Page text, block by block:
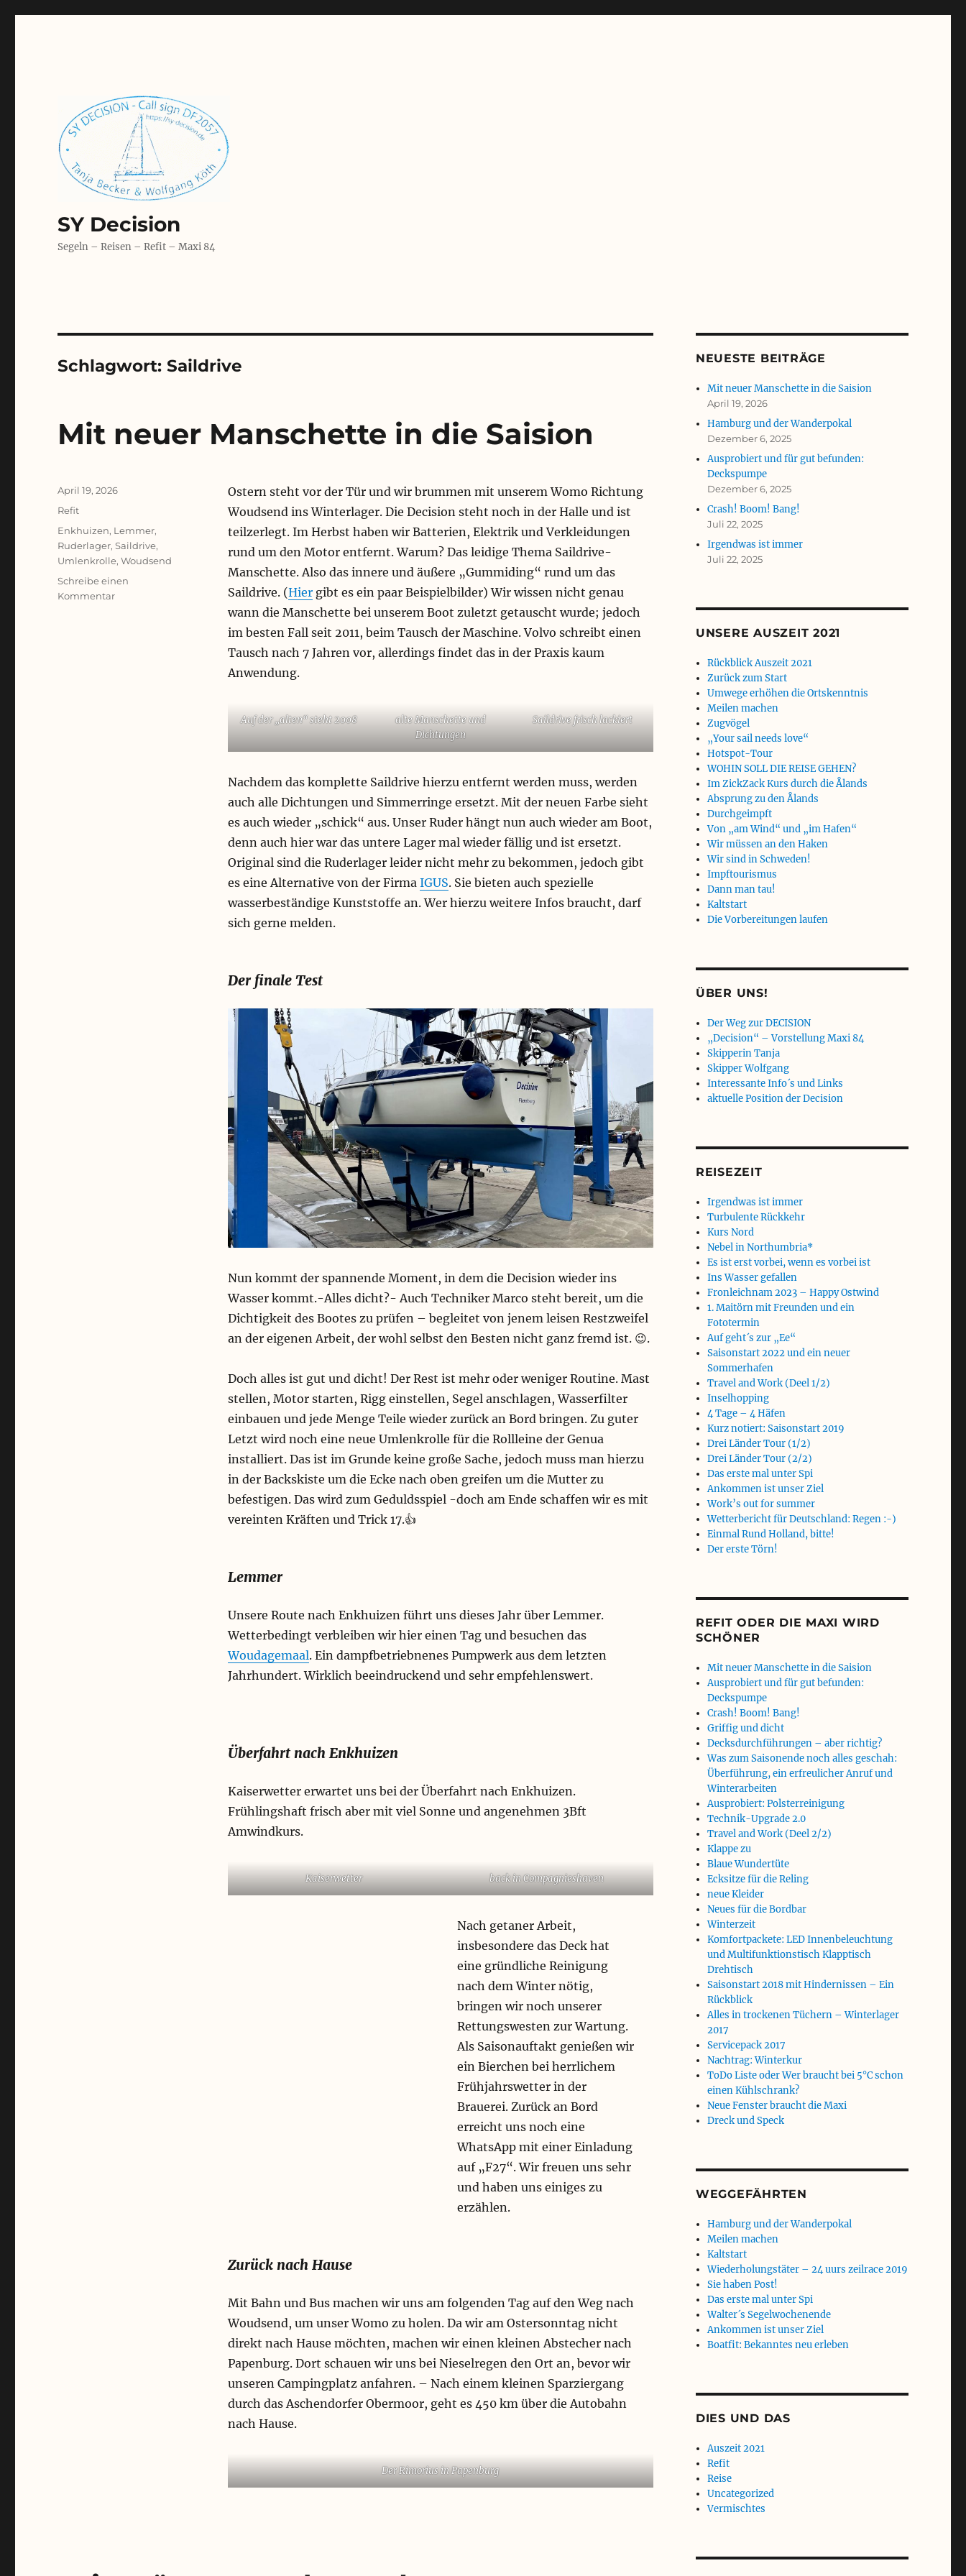
SY Decision
Segeln – Reisen – Refit – Maxi 84
Schlagwort:Saildrive
Mit neuer Manschette in die Saision
Ostern steht vor der Tür und wir brummen mit unserem Womo Richtung
Woudsend ins Winterlager. Die Decision steht noch in der Halle und ist
teilzerlegt. Im Herbst haben wir Batterien, Elektrik und Verkleidungen
rund um den Motor entfernt. Warum? Das leidige Thema Saildrive-
Manschette. Also das innere und äußere „Gummiding“ rund um das
Saildrive. (Hiergibt es ein paar Beispielbilder) Wir wissen nicht genau
wann die Manschette bei unserem Boot zuletzt getauscht wurde; jedoch
im besten Fall seit 2011, beim Tausch der Maschine. Volvo schreibt einen
Tausch nach 7 Jahren vor, allerdings findet das in der Praxis kaum
Anwendung.
Auf der „alten“ steht 2008
alte Manschette und
Dichtungen
Saildrive frisch lackiert
Nachdem das komplette Saildrive hierzu entfernt werden muss, werden
auch alle Dichtungen und Simmerringe ersetzt. Mit der neuen Farbe sieht
es auch wieder „schick“ aus. Unser Ruder hängt nun auch wieder am Boot,
denn auch hier war das untere Lager mal wieder fällig und ist ersetzt.
Original sind die Ruderlager leider nicht mehr zu bekommen, jedoch gibt
es eine Alternative von der Firma IGUS. Sie bieten auch spezielle
wasserbeständige Kunststoffe an. Wer hierzu weitere Infos braucht, darf
sich gerne melden.
Der finale Test
Nun kommt der spannende Moment, in dem die Decision wieder ins
Wasser kommt.-Alles dicht?- Auch Techniker Marco steht bereit, um die
Dichtigkeit des Bootes zu prüfen – begleitet von jenem leisen Restzweifel
an der eigenen Arbeit, der wohl selbst den Besten nicht ganz fremd ist. 😉.
Doch alles ist gut und dicht! Der Rest ist mehr oder weniger Routine. Mast
stellen, Motor starten, Rigg einstellen, Segel anschlagen, Wasserfilter
einbauen und jede Menge Teile wieder zurück an Bord bringen. Zu guter
Letzt wird noch eine neue Umlenkrolle für die Rollleine der Genua
installiert. Das ist im Grunde keine große Sache, jedoch muss man hierzu
in der Backskiste um die Ecke nach oben greifen um die Mutter zu
befestigen. Das wird zum Geduldsspiel -doch am Ende schaffen wir es mit
vereinten Kräften und Trick 17.👍
Lemmer
Unsere Route nach Enkhuizen führt uns dieses Jahr über Lemmer.
Wetterbedingt verbleiben wir hier einen Tag und besuchen das
Woudagemaal. Ein dampfbetriebnenes Pumpwerk aus dem letzten
Jahrhundert. Wirklich beeindruckend und sehr empfehlenswert.
Überfahrt nach Enkhuizen
Kaiserwetter erwartet uns bei der Überfahrt nach Enkhuizen.
Frühlingshaft frisch aber mit viel Sonne und angenehmen 3Bft
Amwindkurs.
Kaiserwetter back in Compagnieshaven
Nach getaner Arbeit,
insbesondere das Deck hat
eine gründliche Reinigung
nach dem Winter nötig,
bringen wir noch unserer
Rettungswesten zur Wartung.
Als Saisonauftakt genießen wir
ein Bierchen bei herrlichem
Frühjahrswetter in der
Brauerei. Zurück an Bord
erreicht uns noch eine
WhatsApp mit einer Einladung
auf „F27“. Wir freuen uns sehr
und haben uns einiges zu
erzählen.
Zurück nach Hause
Mit Bahn und Bus machen wir uns am folgenden Tag auf den Weg nach
Woudsend, um unser Womo zu holen. Da wir am Ostersonntag nicht
direkt nach Hause möchten, machen wir einen kleinen Abstecher nach
Papenburg. Dort schauen wir uns bei Nieselregen den Ort an, bevor wir
unseren Campingplatz anfahren. – Nach einem kleinen Sparziergang
durch das Aschendorfer Obermoor, geht es 450 km über die Autobahn
nach Hause.
Der Rimorius in Papenburg
Veröffentlicht
am
April 19, 2026
Kategorien
Refit
Schlagwörter
Enkhuizen, Lemmer,
Ruderlager,Saildrive,
Umlenkrolle,Woudsend
Schreibe einen
Kommentarzu
NEUESTE BEITRÄGE
Mit neuer Manschette in die Saision
April 19, 2026
Hamburg und der Wanderpokal
Dezember 6, 2025
Ausprobiert und für gut befunden:
Deckspumpe
Dezember 6, 2025
Crash! Boom! Bang!
Juli 22, 2025
Irgendwas ist immer
Juli 22, 2025
UNSERE AUSZEIT 2021
Rückblick Auszeit 2021
Zurück zum Start
Umwege erhöhen die Ortskenntnis
Meilen machen
Zugvögel
„Your sail needs love“
Hotspot-Tour
WOHIN SOLL DIE REISE GEHEN?
Im ZickZack Kurs durch die Ålands
Absprung zu den Ålands
Durchgeimpft
Von „am Wind“ und „im Hafen“
Wir müssen an den Haken
Wir sind in Schweden!
Impftourismus
Dann man tau!
Kaltstart
Die Vorbereitungen laufen
ÜBER UNS!
Der Weg zur DECISION
„Decision“ – Vorstellung Maxi 84
Skipperin Tanja
Skipper Wolfgang
Interessante Info´s und Links
aktuelle Position der Decision
REISEZEIT
Irgendwas ist immer
Turbulente Rückkehr
Kurs Nord
Nebel in Northumbria*
Es ist erst vorbei, wenn es vorbei ist
Ins Wasser gefallen
Fronleichnam 2023 – Happy Ostwind
1. Maitörn mit Freunden und ein
Fototermin
Auf geht´s zur „Ee“
Saisonstart 2022 und ein neuer
Sommerhafen
Travel and Work (Deel 1/2)
Inselhopping
4 Tage – 4 Häfen
Kurz notiert: Saisonstart 2019
Drei Länder Tour (1/2)
Drei Länder Tour (2/2)
Das erste mal unter Spi
Ankommen ist unser Ziel
Work’s out for summer
Wetterbericht für Deutschland: Regen :-)
Einmal Rund Holland, bitte!
Der erste Törn!
REFIT ODER DIE MAXI WIRD
SCHÖNER
Mit neuer Manschette in die Saision
Ausprobiert und für gut befunden:
Deckspumpe
Crash! Boom! Bang!
Griffig und dicht
Decksdurchführungen – aber richtig?
Was zum Saisonende noch alles geschah:
Überführung, ein erfreulicher Anruf und
Winterarbeiten
Ausprobiert: Polsterreinigung
Technik-Upgrade 2.0
Travel and Work (Deel 2/2)
Klappe zu
Blaue Wundertüte
Ecksitze für die Reling
neue Kleider
Neues für die Bordbar
Winterzeit
Komfortpackete: LED Innenbeleuchtung
und Multifunktionstisch Klapptisch
Drehtisch
Saisonstart 2018 mit Hindernissen – Ein
Rückblick
Alles in trockenen Tüchern – Winterlager
2017
Servicepack 2017
Nachtrag: Winterkur
ToDo Liste oder Wer braucht bei 5°C schon
einen Kühlschrank?
Neue Fenster braucht die Maxi
Dreck und Speck
WEGGEFÄHRTEN
Hamburg und der Wanderpokal
Meilen machen
Kaltstart
Wiederholungstäter – 24 uurs zeilrace 2019
Sie haben Post!
Das erste mal unter Spi
Walter´s Segelwochenende
Ankommen ist unser Ziel
Boatfit: Bekanntes neu erleben
DIES UND DAS
Auszeit 2021
Refit
Reise
Uncategorized
Vermischtes